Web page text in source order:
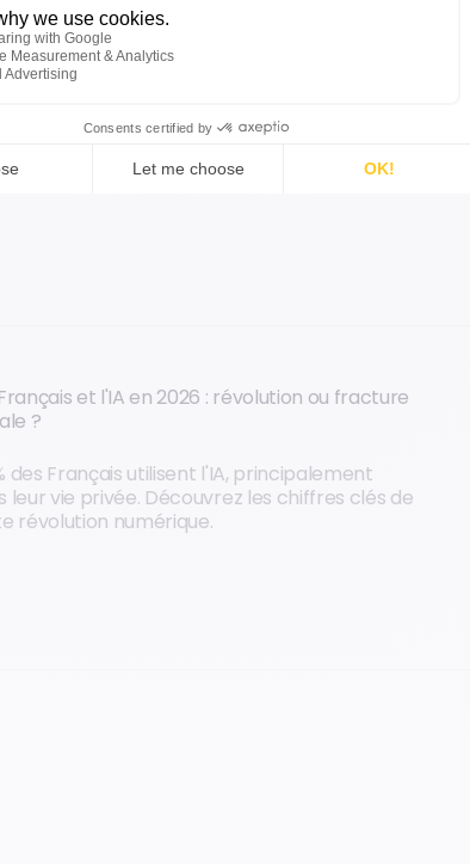
et l'IA en 2026 : révolution ou fracture
?
des Français utilisent l'IA, principalement
leur vie privée. Découvrez les chiffres clés de
révolution numérique.